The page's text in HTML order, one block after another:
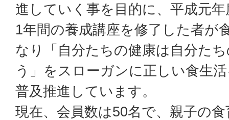
進していく事を目的に、平成元
1年間の養成講座を修了した者が
なり「自分たちの健康は自分た
う」をスローガンに正しい食生
普及推進しています。
現在、会員数は50名で、親子の